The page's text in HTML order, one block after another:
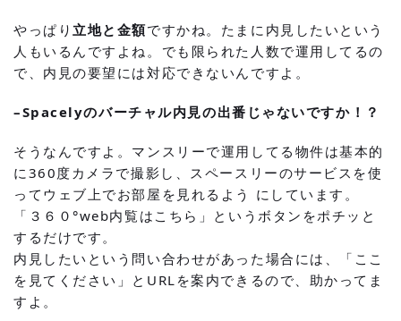
やっぱり 立地と金額ですかね。たまに内見したいという
人もいるんですよね。でも限られた人数で運用してるの
で、内見の要望には対応できないんですよ。
–Spacelyのバーチャル内見の出番じゃないですか！？
そうなんですよ。マンスリーで運用してる物件は基本的
に360度カメラで撮影し、スペースリーのサービスを使
ってウェブ上でお部屋を見れるよう にしています。
「３６０°web内覧はこちら」というボタンをポチッと
するだけです。
内見したいという問い合わせがあった場合には、「ここ
を見てください」とURLを案内できるので、助かってま
すよ。